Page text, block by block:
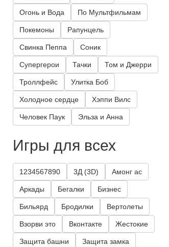
Огонь и Вода По Мультфильмам
Покемоны Рапунцель
Свинка Пеппа Соник
Супергерои Тачки Том и Джерри
Троллфейс Улитка Боб
Холодное сердце Хэппи Вилс
Человек Паук Эльза и Анна
Игры для всех
1234567890 3Д (3D) Амонг ас
Аркады Бегалки Бизнес
Бильярд Бродилки Вертолеты
Взорви это Вконтакте Жестокие
Защита башни Защита замка